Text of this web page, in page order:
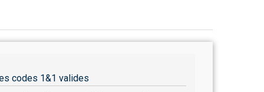
codes 1&1 valides